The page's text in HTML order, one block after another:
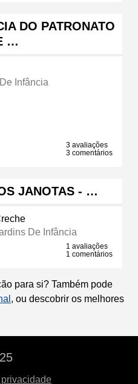
DO PATRONATO
…
Infância
3 avaliações
3 comentários
JANOTAS - …
De Infância
1 avaliações
1 comentários
para si? Também pode
, ou descobrir os melhores